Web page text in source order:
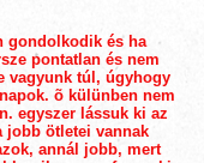
gondolkodik és ha
pontatlan és nem
vagyunk túl, úgyhogy
õ külünben nem
egyszer lássuk ki az
jobb ötletei vannak
annál jobb, mert